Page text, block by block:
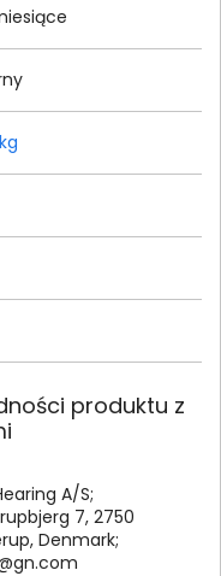
produktu z
A/S;
7, 2750
Denmark;